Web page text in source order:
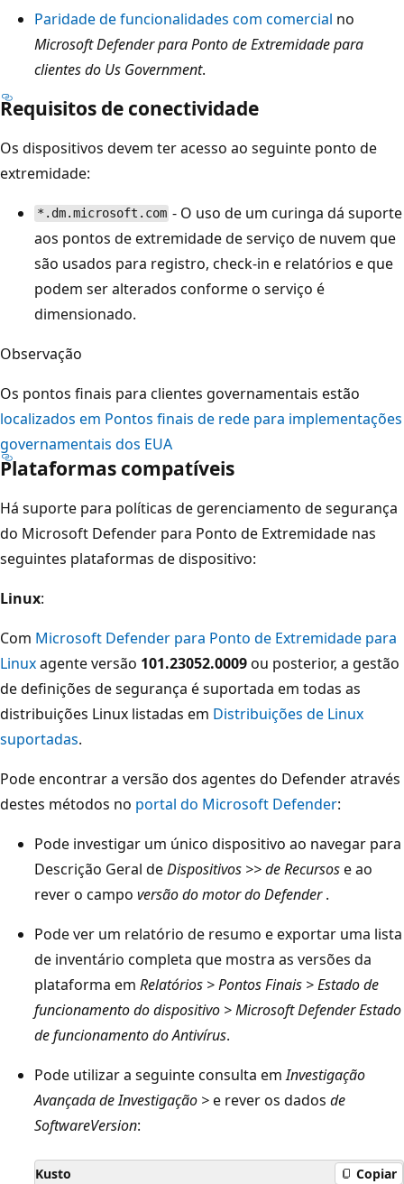
Paridade de funcionalidades com comercial no
Microsoft Defender para Ponto de Extremidade para
clientes do Us Government.
Requisitos de conectividade
Os dispositivos devem ter acesso ao seguinte ponto de
extremidade:
*.dm.microsoft.com - O uso de um curinga dá suporte
aos pontos de extremidade de serviço de nuvem que
são usados para registro, check-in e relatórios e que
podem ser alterados conforme o serviço é
dimensionado.
Observação
Os pontos finais para clientes governamentais estão
localizados em Pontos finais de rede para implementações
governamentais dos EUA
Plataformas compatíveis
Há suporte para políticas de gerenciamento de segurança
do Microsoft Defender para Ponto de Extremidade nas
seguintes plataformas de dispositivo:
Linux:
Com Microsoft Defender para Ponto de Extremidade para
Linuxagente versão 101.23052.0009ou posterior, a gestão
de definições de segurança é suportada em todas as
distribuições Linux listadas em Distribuições de Linux
suportadas.
Pode encontrar a versão dos agentes do Defender através
destes métodos no portal do Microsoft Defender:
Pode investigar um único dispositivo ao navegar para
Descrição Geral deDispositivos >> de Recursose ao
rever o campo versão do motor do Defender.
Pode ver um relatório de resumo e exportar uma lista
de inventário completa que mostra as versões da
plataforma em Relatórios > Pontos Finais > Estado de
funcionamento do dispositivo > Microsoft Defender Estado
de funcionamento do Antivírus.
Pode utilizar a seguinte consulta emInvestigação
Avançada de Investigação >e rever os dados de
SoftwareVersion:
Kusto Copiar